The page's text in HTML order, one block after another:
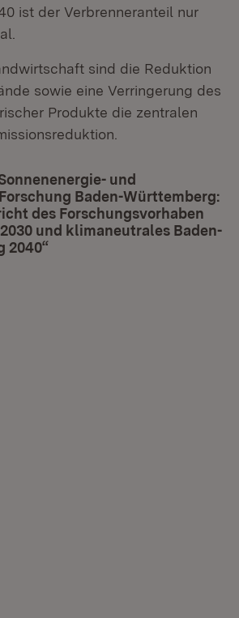
ist der Verbrenneranteil nur
sind die Reduktion
sowie eine Verringerung des
Produkte die zentralen
und
Baden-Württemberg:
des Forschungsvorhaben
und klimaneutrales Baden-
2040“